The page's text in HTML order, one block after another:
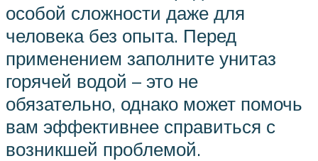
особой сложности даже для
человека без опыта. Перед
применением заполните унитаз
горячей водой – это не
обязательно, однако может помочь
вам эффективнее справиться с
возникшей проблемой.